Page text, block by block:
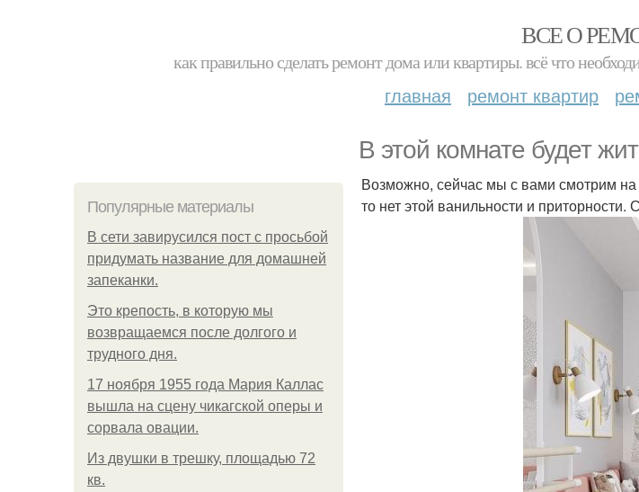
ВСЕ О
как правильно сделать ремонт дома или квартиры. всё что
главная ремонт квартир
В этой комнате будет
Популярные материалы
В сети завирусился пост с просьбой
придумать название для домашней
запеканки.
Это крепость, в которую мы
возвращаемся после долгого и
трудного дня.
17 ноября 1955 года Мария Каллас
вышла на сцену чикагской оперы и
сорвала овации.
Из двушки в трешку, площадью 72
кв.
Возможно, сейчас мы с вами смотрим
то нет этой ванильности и